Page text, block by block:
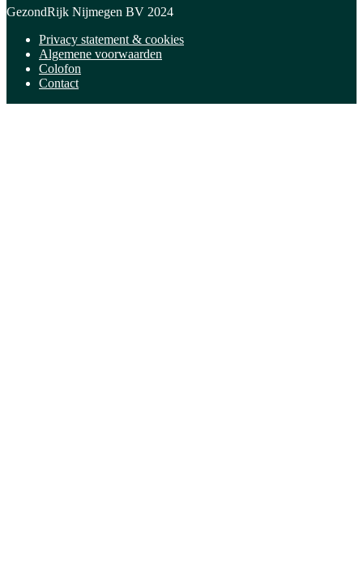
GezondRijk Nijmegen BV 2024
Privacy statement & cookies
Algemene voorwaarden
Colofon
Contact